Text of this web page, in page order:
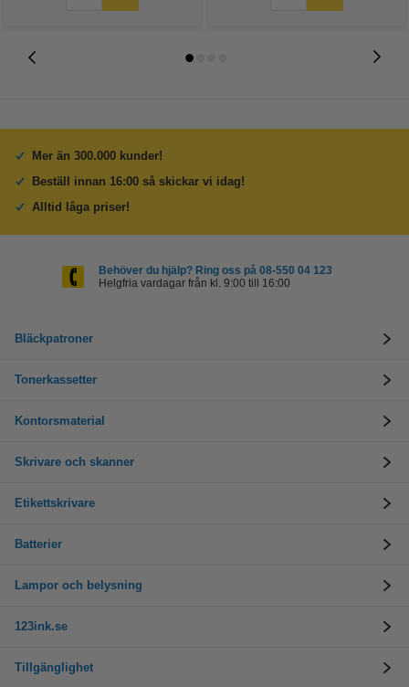
Mer än 300.000 kunder!
Beställ innan 16:00 så skickar vi idag!
Alltid låga priser!
Behöver du hjälp? Ring oss på 08-550 04 123
Helgfria vardagar från kl. 9:00 till 16:00
Bläckpatroner
Tonerkassetter
Kontorsmaterial
Skrivare och skanner
Etikettskrivare
Batterier
Lampor och belysning
123ink.se
Tillgänglighet